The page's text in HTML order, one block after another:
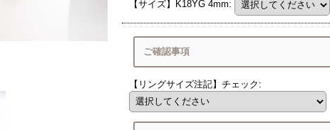
【サイズ】K18YG 4mm:
ご確認事項
ご確認いただけましたでしょうか？
Q&A リングサイズガイド
【リングサイズ注記】チェック :